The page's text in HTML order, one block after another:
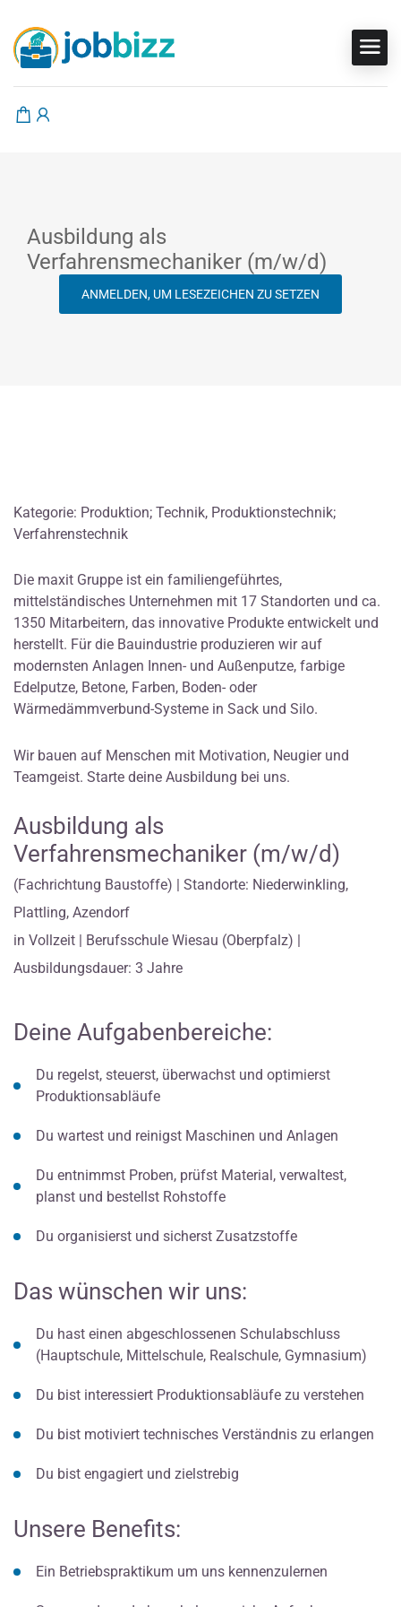
Ausbildung als
Verfahrensmechaniker (m/w/d)
ANMELDEN, UM LESEZEICHEN ZU SETZEN
Kategorie: Produktion; Technik, Produktionstechnik;
Verfahrenstechnik
Die maxit Gruppe ist ein familiengeführtes,
mittelständisches Unternehmen mit 17 Standorten und ca.
1350 Mitarbeitern, das innovative Produkte entwickelt und
herstellt. Für die Bauindustrie produzieren wir auf
modernsten Anlagen Innen- und Außenputze, farbige
Edelputze, Betone, Farben, Boden- oder
Wärmedämmverbund-Systeme in Sack und Silo.
Wir bauen auf Menschen mit Motivation, Neugier und
Teamgeist. Starte deine Ausbildung bei uns.
Ausbildung als
Verfahrensmechaniker (m/w/d)
(Fachrichtung Baustoffe) | Standorte: Niederwinkling,
Plattling, Azendorf
in Vollzeit | Berufsschule Wiesau (Oberpfalz) |
Ausbildungsdauer: 3 Jahre
Deine Aufgabenbereiche:
Du regelst, steuerst, überwachst und optimierst
Produktionsabläufe
Du wartest und reinigst Maschinen und Anlagen
Du entnimmst Proben, prüfst Material, verwaltest,
planst und bestellst Rohstoffe
Du organisierst und sicherst Zusatzstoffe
Das wünschen wir uns:
Du hast einen abgeschlossenen Schulabschluss
(Hauptschule, Mittelschule, Realschule, Gymnasium)
Du bist interessiert Produktionsabläufe zu verstehen
Du bist motiviert technisches Verständnis zu erlangen
Du bist engagiert und zielstrebig
Unsere Benefits:
Ein Betriebspraktikum um uns kennenzulernen